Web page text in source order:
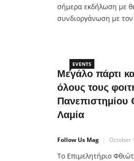
σήμερα εκδήλωση με
συνδιοργάνωση με
Πρώην Δημόσιο Ι.Ε.Κ.
των καιρικών
διεξαγωγής της,
EVENTS
Μεγάλο πάρτι
όλους τους
Πανεπιστημίου
Λαμία
Follow Us Mag October
Το Επιμελητήριο